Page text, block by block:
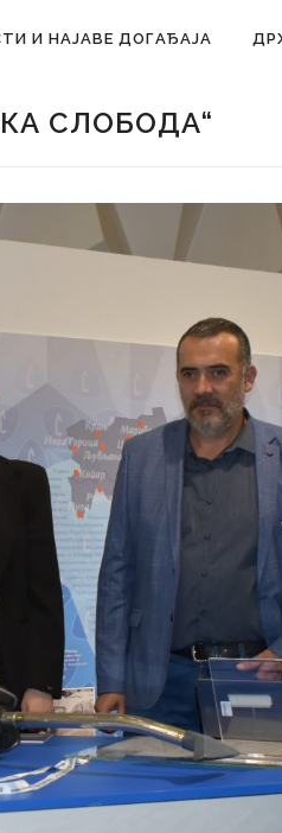
И НАЈАВЕ ДОГАЂАЈА
СЛОБОДА“